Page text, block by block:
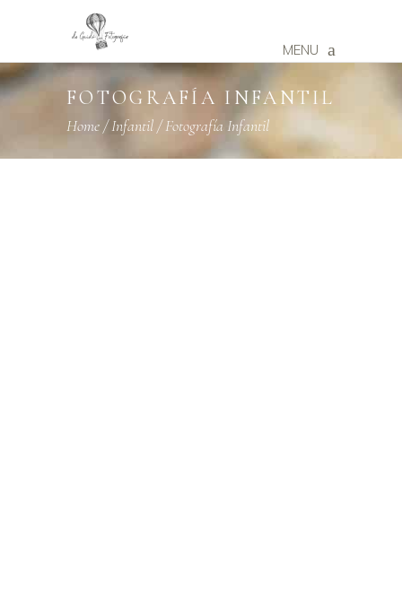
MENU
FOTOGRAFÍA INFANTIL
Home/Infantil/Fotografía Infantil